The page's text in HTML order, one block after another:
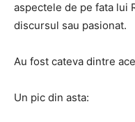
aspectele de pe fata lui
discursul sau pasionat.
Au fost cateva dintre
Un pic din asta: